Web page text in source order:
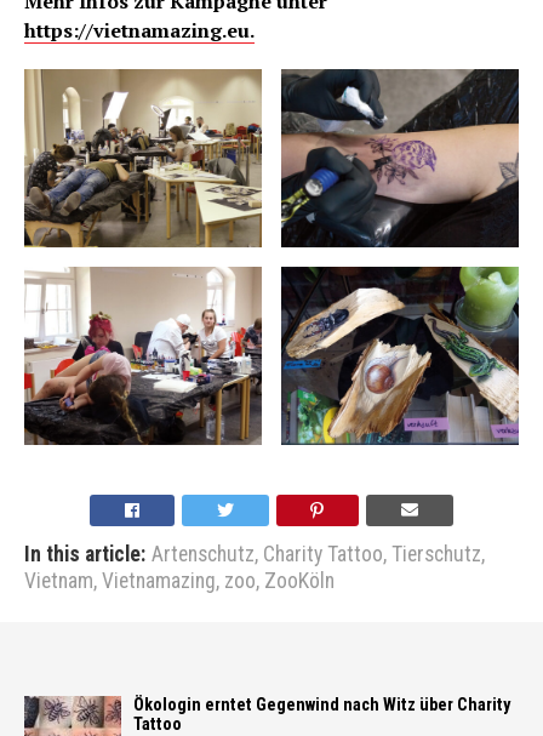
https://vietnamazing.eu.
In this article: Artenschutz, Charity Tattoo, Tierschutz,
Vietnam, Vietnamazing, zoo, ZooKöln
Ökologin erntet Gegenwind nach Witz über Charity
Tattoo